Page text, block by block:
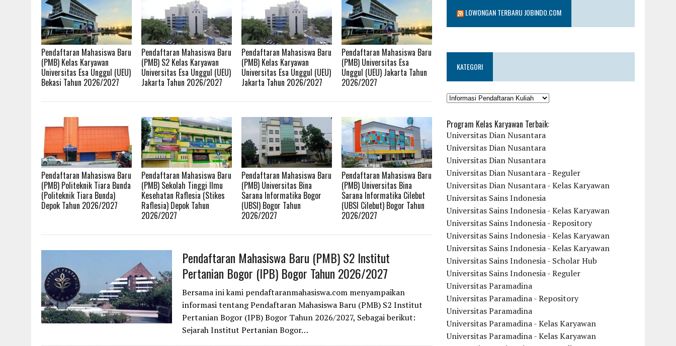
Pendaftaran Mahasiswa Baru
(PMB) Kelas Karyawan
Universitas Esa Unggul (UEU)
Bekasi Tahun 2026/2027
Pendaftaran Mahasiswa Baru
(PMB) S2 Kelas Karyawan
Universitas Esa Unggul (UEU)
Jakarta Tahun 2026/2027
Pendaftaran Mahasiswa Baru
(PMB) Kelas Karyawan
Universitas Esa Unggul (UEU)
Jakarta Tahun 2026/2027
Pendaftaran Mahasiswa Baru
(PMB) Universitas Esa
Unggul (UEU) Jakarta Tahun
2026/2027
Pendaftaran Mahasiswa Baru
(PMB) Politeknik Tiara Bunda
(Politeknik Tiara Bunda)
Depok Tahun 2026/2027
Pendaftaran Mahasiswa Baru
(PMB) Sekolah Tinggi Ilmu
Kesehatan Raflesia (Stikes
Raflesia) Depok Tahun
2026/2027
Pendaftaran Mahasiswa Baru
(PMB) Universitas Bina
Sarana Informatika Bogor
(UBSI) Bogor Tahun
2026/2027
Pendaftaran Mahasiswa Baru
(PMB) Universitas Bina
Sarana Informatika Cilebut
(UBSI Cilebut) Bogor Tahun
2026/2027
Pendaftaran Mahasiswa Baru (PMB) S2 Institut
Pertanian Bogor (IPB) Bogor Tahun 2026/2027
Bersama ini kami pendaftaranmahasiswa.com menyampaikan
informasi tentang Pendaftaran Mahasiswa Baru (PMB) S2 Institut
Pertanian Bogor (IPB) Bogor Tahun 2026/2027, Sebagai berikut:
Sejarah Institut Pertanian Bogor…
LOWONGAN TERBARU JOBINDO.COM
KATEGORI
KATEGORI
Program Kelas Karyawan Terbaik:
Universitas Dian Nusantara
Universitas Dian Nusantara
Universitas Dian Nusantara
Universitas Dian Nusantara - Reguler
Universitas Dian Nusantara - Kelas Karyawan
Universitas Sains Indonesia
Universitas Sains Indonesia - Kelas Karyawan
Universitas Sains Indonesia - Repository
Universitas Sains Indonesia - Kelas Karyawan
Universitas Sains Indonesia - Kelas Karyawan
Universitas Sains Indonesia - Scholar Hub
Universitas Sains Indonesia - Reguler
Universitas Paramadina
Universitas Paramadina - Repository
Universitas Paramadina
Universitas Paramadina - Kelas Karyawan
Universitas Paramadina - Kelas Karyawan